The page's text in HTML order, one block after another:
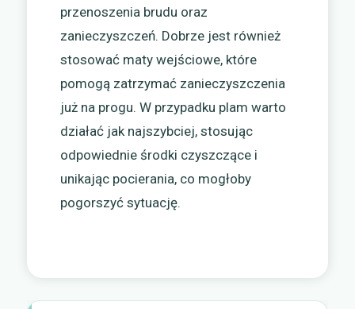
przenoszenia brudu oraz
zanieczyszczeń. Dobrze jest również
stosować maty wejściowe, które
pomogą zatrzymać zanieczyszczenia
już na progu. W przypadku plam warto
działać jak najszybciej, stosując
odpowiednie środki czyszczące i
unikając pocierania, co mogłoby
pogorszyć sytuację.